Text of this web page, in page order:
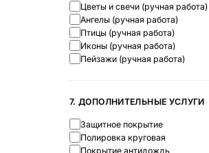
Цветы и свечи (ручная работа)
Ангелы (ручная работа)
Птицы (ручная работа)
Иконы (ручная работа)
Пейзажи (ручная работа)
7. ДОПОЛНИТЕЛЬНЫЕ УСЛУГИ
Защитное покрытие
Полировка круговая
Покрытие антидождь